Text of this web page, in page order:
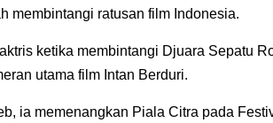
membintangi ratusan film Indonesia.
ketika membintangi Djuara Sepatu
utama film Intan Berduri.
ia memenangkan Piala Citra pada